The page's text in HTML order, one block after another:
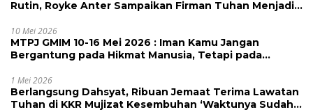
Rutin, Royke Anter Sampaikan Firman Tuhan Menjadi
10 Mei 2026
MTPJ GMIM 10-16 Mei 2026 : Iman Kamu Jangan
Bergantung pada Hikmat Manusia, Tetapi pada
1 Mei 2026
Berlangsung Dahsyat, Ribuan Jemaat Terima Lawatan
Tuhan di KKR Mujizat Kesembuhan ‘Waktunya Sudah